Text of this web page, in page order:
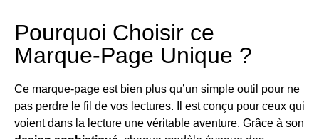
Pourquoi Choisir ce
Marque-Page Unique ?
Ce marque-page est bien plus qu’un simple outil pour ne
pas perdre le fil de vos lectures. Il est conçu pour ceux qui
voient dans la lecture une véritable aventure. Grâce à son